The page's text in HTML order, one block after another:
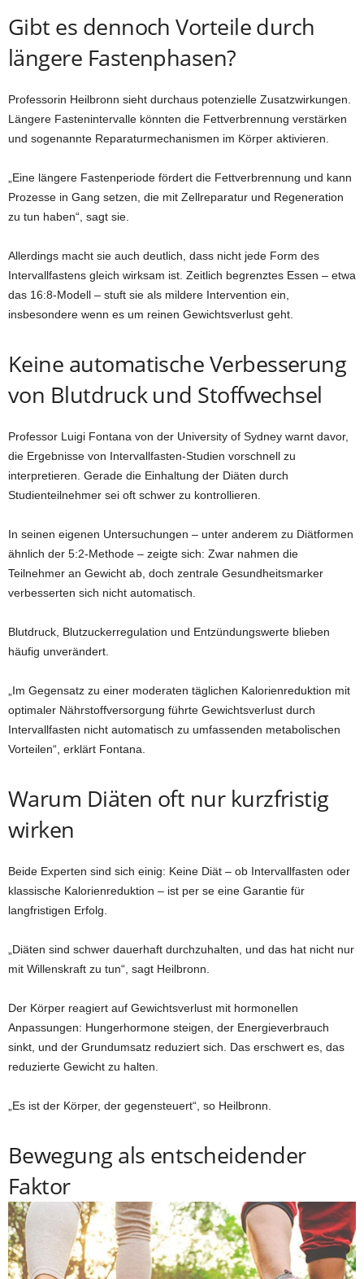
Gibt es dennoch Vorteile durch
längere Fastenphasen?
Professorin Heilbronn sieht durchaus potenzielle Zusatzwirkungen.
Längere Fastenintervalle könnten die Fettverbrennung verstärken
und sogenannte Reparaturmechanismen im Körper aktivieren.
„Eine längere Fastenperiode fördert die Fettverbrennung und kann
Prozesse in Gang setzen, die mit Zellreparatur und Regeneration
zu tun haben“, sagt sie.
Allerdings macht sie auch deutlich, dass nicht jede Form des
Intervallfastens gleich wirksam ist. Zeitlich begrenztes Essen – etwa
das 16:8-Modell – stuft sie als mildere Intervention ein,
insbesondere wenn es um reinen Gewichtsverlust geht.
Keine automatische Verbesserung
von Blutdruck und Stoffwechsel
Professor Luigi Fontana von der University of Sydney warnt davor,
die Ergebnisse von Intervallfasten-Studien vorschnell zu
interpretieren. Gerade die Einhaltung der Diäten durch
Studienteilnehmer sei oft schwer zu kontrollieren.
In seinen eigenen Untersuchungen – unter anderem zu Diätformen
ähnlich der 5:2-Methode – zeigte sich: Zwar nahmen die
Teilnehmer an Gewicht ab, doch zentrale Gesundheitsmarker
verbesserten sich nicht automatisch.
Blutdruck, Blutzuckerregulation und Entzündungswerte blieben
häufig unverändert.
„Im Gegensatz zu einer moderaten täglichen Kalorienreduktion mit
optimaler Nährstoffversorgung führte Gewichtsverlust durch
Intervallfasten nicht automatisch zu umfassenden metabolischen
Vorteilen“, erklärt Fontana.
Warum Diäten oft nur kurzfristig
wirken
Beide Experten sind sich einig: Keine Diät – ob Intervallfasten oder
klassische Kalorienreduktion – ist per se eine Garantie für
langfristigen Erfolg.
„Diäten sind schwer dauerhaft durchzuhalten, und das hat nicht nur
mit Willenskraft zu tun“, sagt Heilbronn.
Der Körper reagiert auf Gewichtsverlust mit hormonellen
Anpassungen: Hungerhormone steigen, der Energieverbrauch
sinkt, und der Grundumsatz reduziert sich. Das erschwert es, das
reduzierte Gewicht zu halten.
„Es ist der Körper, der gegensteuert“, so Heilbronn.
Bewegung als entscheidender
Faktor